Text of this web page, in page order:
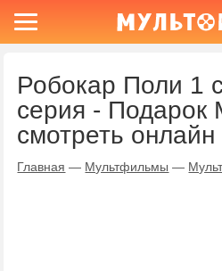
Робокар Поли 1
серия - Подарок
смотреть онлайн
Главная — Мультфильмы —